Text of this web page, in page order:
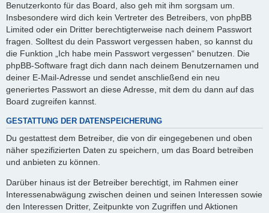
Benutzerkonto für das Board, also geh mit ihm sorgsam um.
Insbesondere wird dich kein Vertreter des Betreibers, von phpBB
Limited oder ein Dritter berechtigterweise nach deinem Passwort
fragen. Solltest du dein Passwort vergessen haben, so kannst du
die Funktion „Ich habe mein Passwort vergessen“ benutzen. Die
phpBB-Software fragt dich dann nach deinem Benutzernamen und
deiner E-Mail-Adresse und sendet anschließend ein neu
generiertes Passwort an diese Adresse, mit dem du dann auf das
Board zugreifen kannst.
GESTATTUNG DER DATENSPEICHERUNG
Du gestattest dem Betreiber, die von dir eingegebenen und oben
näher spezifizierten Daten zu speichern, um das Board betreiben
und anbieten zu können.
Darüber hinaus ist der Betreiber berechtigt, im Rahmen einer
Interessenabwägung zwischen deinen und seinen Interessen sowie
den Interessen Dritter, Zeitpunkte von Zugriffen und Aktionen